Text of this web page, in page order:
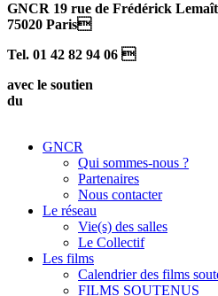
GNCR 19 rue de Frédérick
75020 Paris
Tel. 01 42 82 94 06 
avec le soutien
du
GNCR
Qui sommes-nous ?
Partenaires
Nous contacter
Le réseau
Vie(s) des salles
Le Collectif
Les films
Calendrier des films
FILMS SOUTENUS